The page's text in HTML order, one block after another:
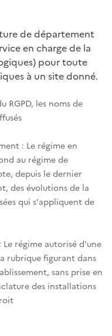
de département
en charge de la
pour toute
à un site donné.
RGPD, les noms de
: Le régime en
au régime de
depuis le dernier
des évolutions de la
qui s'appliquent de
régime autorisé d'une
rubrique figurant dans
sans prise en
des installations